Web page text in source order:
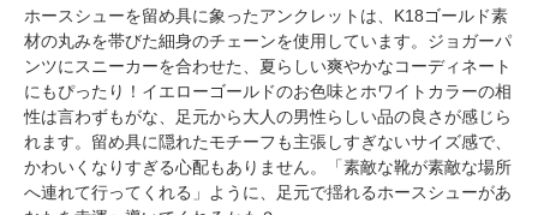
ホースシューを留め具に象ったアンクレットは、K18ゴールド素
材の丸みを帯びた細身のチェーンを使用しています。ジョガーパ
ンツにスニーカーを合わせた、夏らしい爽やかなコーディネート
にもぴったり！イエローゴールドのお色味とホワイトカラーの相
性は言わずもがな、足元から大人の男性らしい品の良さが感じら
れます。留め具に隠れたモチーフも主張しすぎないサイズ感で、
かわいくなりすぎる心配もありません。「素敵な靴が素敵な場所
へ連れて行ってくれる」ように、足元で揺れるホースシューがあ